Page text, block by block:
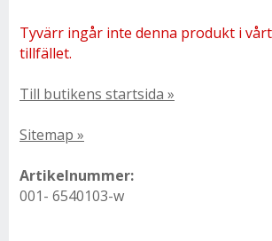
Tyvärr ingår inte denna produkt i
tillfället.
Till butikens startsida »
Sitemap »
Artikelnummer:
001- 6540103-w